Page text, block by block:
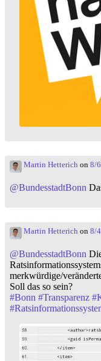
Martin Hetterich on 8/
@BundesstadtBonn
Martin Hetterich on 8/
@BundesstadtBonn
merkwürdige/
Soll das so sein?
#Bonn #Transparenz #
#